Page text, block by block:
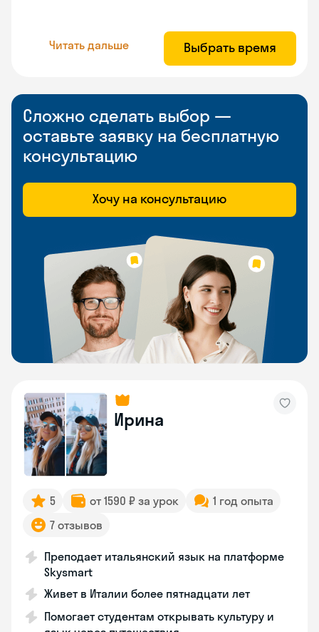
Читать дальше Выбрать время
Сложно сделать выбор —
оставьте заявку на бесплатную
консультацию
Хочу на консультацию
Ирина
5 от 1590 ₽ за урок
1 год опыта
7 отзывов
Преподает итальянский язык на платформе
Skysmart
Живет в Италии более пятнадцати лет
Помогает студентам открывать культуру и